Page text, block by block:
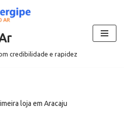
credibilidade e rapidez
loja em Aracaju